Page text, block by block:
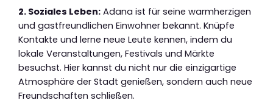
2. Soziales Leben: Adana ist für seine warmherzigen
und gastfreundlichen Einwohner bekannt. Knüpfe
Kontakte und lerne neue Leute kennen, indem du
lokale Veranstaltungen, Festivals und Märkte
besuchst. Hier kannst du nicht nur die einzigartige
Atmosphäre der Stadt genießen, sondern auch neue
Freundschaften schließen.